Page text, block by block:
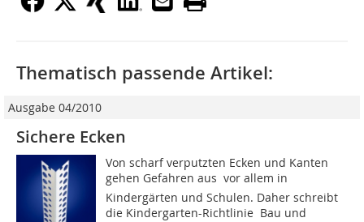
Thematisch passende Artikel:
Ausgabe 04/2010
Sichere Ecken
Von scharf verputzten Ecken und Kanten
gehen Gefahren aus  vor allem in
Kindergärten und Schulen. Daher schreibt
die Kindergarten-Richtlinie  Bau und